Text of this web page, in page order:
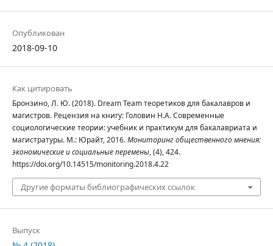
Опубликован
2018-09-10
Как цитировать
Бронзино, Л. Ю. (2018). Dream Team теоретиков для бакалавров и
магистров. Рецензия на книгу: Головин Н.А. Современные
социологические теории: учебник и практикум для бакалавриата и
магистратуры. М.: Юрайт, 2016.Мониторинг общественного мнения:
экономические и социальные перемены, (4), 424.
https://doi.org/10.14515/monitoring.2018.4.22
Другие форматы библиографических ссылок
Выпуск